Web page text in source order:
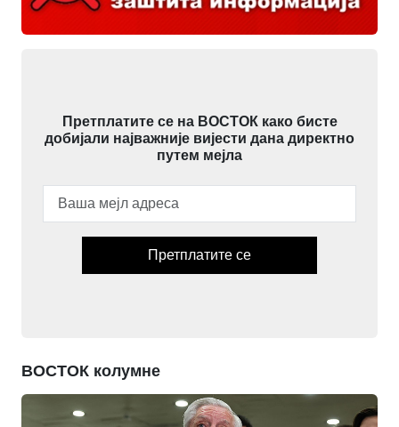
Претплатите се на ВОСТОК како бисте
добијали најважније вијести дана директно
путем мејла
Претплатите се
ВОСТОК колумне